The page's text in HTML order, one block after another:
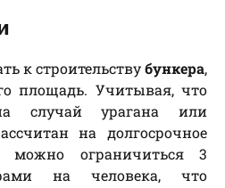
к строительствубункера,
площадь. Учитывая, что
случай урагана или
на долгосрочное
можно ограничиться 3
на человека, что